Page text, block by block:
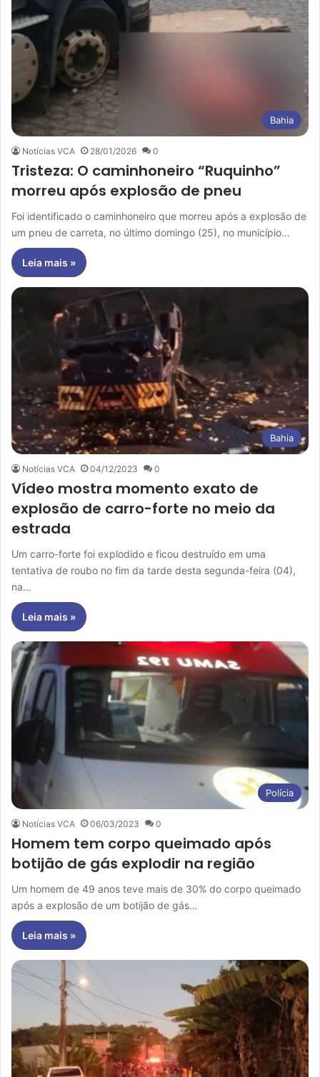
Bahia
Notícias VCA 28/01/2026 0
Tristeza: O caminhoneiro “Ruquinho”
morreu após explosão de pneu
Foi identificado o caminhoneiro que morreu após a explosão de
um pneu de carreta, no último domingo (25), no município…
Leia mais »
Bahia
Notícias VCA 04/12/2023 0
Vídeo mostra momento exato de
explosão de carro-forte no meio da
estrada
Um carro-forte foi explodido e ficou destruído em uma
tentativa de roubo no fim da tarde desta segunda-feira (04),
na…
Leia mais »
Polícia
Notícias VCA 06/03/2023 0
Homem tem corpo queimado após
botijão de gás explodir na região
Um homem de 49 anos teve mais de 30% do corpo queimado
após a explosão de um botijão de gás…
Leia mais »